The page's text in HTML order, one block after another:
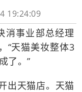
19:24:09
消事业部总经理
“天猫美妆整体3
了。”
出天猫店。天猫